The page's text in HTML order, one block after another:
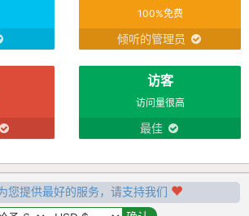
100%免费
倾听的管理员
访客
访问量很高
最佳
您提供最好的服务，请支持我们